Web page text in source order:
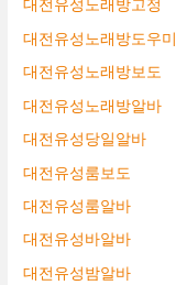
대전유성노래방고정
대전유성노래방도우미
대전유성노래방보도
대전유성노래방알바
대전유성당일알바
대전유성룸보도
대전유성룸알바
대전유성바알바
대전유성밤알바